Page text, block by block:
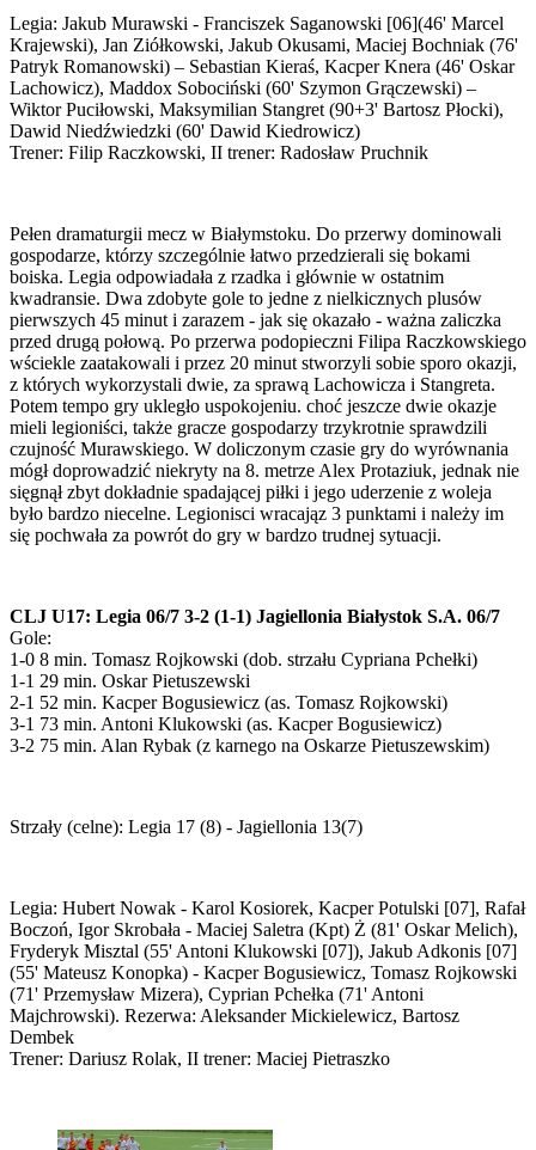
Legia: Jakub Murawski - Franciszek Saganowski [06](46' Marcel
Krajewski), Jan Ziółkowski, Jakub Okusami, Maciej Bochniak (76'
Patryk Romanowski) – Sebastian Kieraś, Kacper Knera (46' Oskar
Lachowicz), Maddox Sobociński (60' Szymon Grączewski) –
Wiktor Puciłowski, Maksymilian Stangret (90+3' Bartosz Płocki),
Dawid Niedźwiedzki (60' Dawid Kiedrowicz)
Trener: Filip Raczkowski, II trener: Radosław Pruchnik
Pełen dramaturgii mecz w Białymstoku. Do przerwy dominowali
gospodarze, którzy szczególnie łatwo przedzierali się bokami
boiska. Legia odpowiadała z rzadka i głównie w ostatnim
kwadransie. Dwa zdobyte gole to jedne z nielkicznych plusów
pierwszych 45 minut i zarazem - jak się okazało - ważna zaliczka
przed drugą połową. Po przerwa podopieczni Filipa Raczkowskiego
wściekle zaatakowali i przez 20 minut stworzyli sobie sporo okazji,
z których wykorzystali dwie, za sprawą Lachowicza i Stangreta.
Potem tempo gry ukległo uspokojeniu. choć jeszcze dwie okazje
mieli legioniści, także gracze gospodarzy trzykrotnie sprawdzili
czujność Murawskiego. W doliczonym czasie gry do wyrównania
mógł doprowadzić niekryty na 8. metrze Alex Protaziuk, jednak nie
sięgnął zbyt dokładnie spadającej piłki i jego uderzenie z woleja
było bardzo niecelne. Legionisci wracająz 3 punktami i należy im
się pochwała za powrót do gry w bardzo trudnej sytuacji.
CLJ U17: Legia 06/7 3-2 (1-1) Jagiellonia Białystok S.A. 06/7
Gole:
1-0 8 min. Tomasz Rojkowski (dob. strzału Cypriana Pchełki)
1-1 29 min. Oskar Pietuszewski
2-1 52 min. Kacper Bogusiewicz (as. Tomasz Rojkowski)
3-1 73 min. Antoni Klukowski (as. Kacper Bogusiewicz)
3-2 75 min. Alan Rybak (z karnego na Oskarze Pietuszewskim)
Strzały (celne): Legia 17 (8) - Jagiellonia 13(7)
Legia: Hubert Nowak - Karol Kosiorek, Kacper Potulski [07], Rafał
Boczoń, Igor Skrobała - Maciej Saletra (Kpt) Ż (81' Oskar Melich),
Fryderyk Misztal (55' Antoni Klukowski [07]), Jakub Adkonis [07]
(55' Mateusz Konopka) - Kacper Bogusiewicz, Tomasz Rojkowski
(71' Przemysław Mizera), Cyprian Pchełka (71' Antoni
Majchrowski). Rezerwa: Aleksander Mickielewicz, Bartosz
Dembek
Trener: Dariusz Rolak, II trener: Maciej Pietraszko